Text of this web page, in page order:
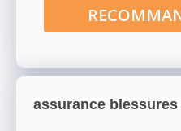
assurance blessures